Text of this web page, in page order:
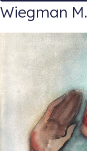
Wiegman M.